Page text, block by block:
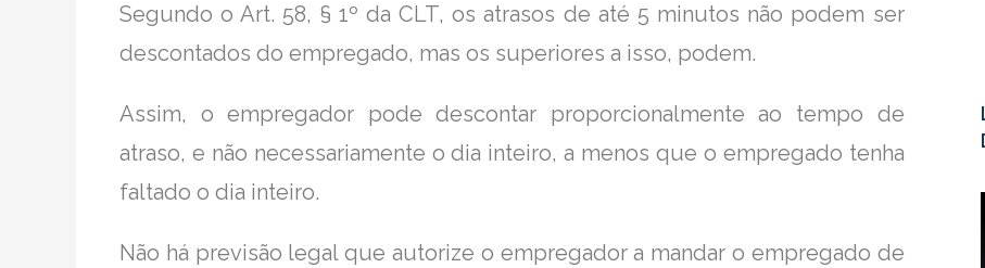
Segundo o Art. 58, § 1º da CLT, os atrasos de até 5 minutos não podem ser
descontados do empregado, mas os superiores a isso, podem.
Assim, o empregador pode descontar proporcionalmente ao tempo de
atraso, e não necessariamente o dia inteiro, a menos que o empregado tenha
faltado o dia inteiro.
Não há previsão legal que autorize o empregador a mandar o empregado de